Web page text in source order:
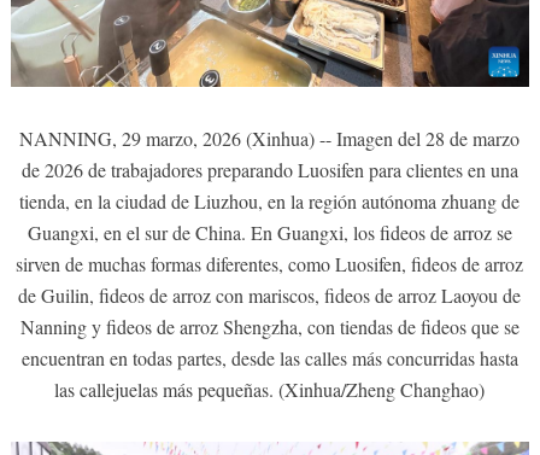
NANNING, 29 marzo, 2026 (Xinhua) -- Imagen del 28 de marzo
de 2026 de trabajadores preparando Luosifen para clientes en una
tienda, en la ciudad de Liuzhou, en la región autónoma zhuang de
Guangxi, en el sur de China. En Guangxi, los fideos de arroz se
sirven de muchas formas diferentes, como Luosifen, fideos de arroz
de Guilin, fideos de arroz con mariscos, fideos de arroz Laoyou de
Nanning y fideos de arroz Shengzha, con tiendas de fideos que se
encuentran en todas partes, desde las calles más concurridas hasta
las callejuelas más pequeñas. (Xinhua/Zheng Changhao)